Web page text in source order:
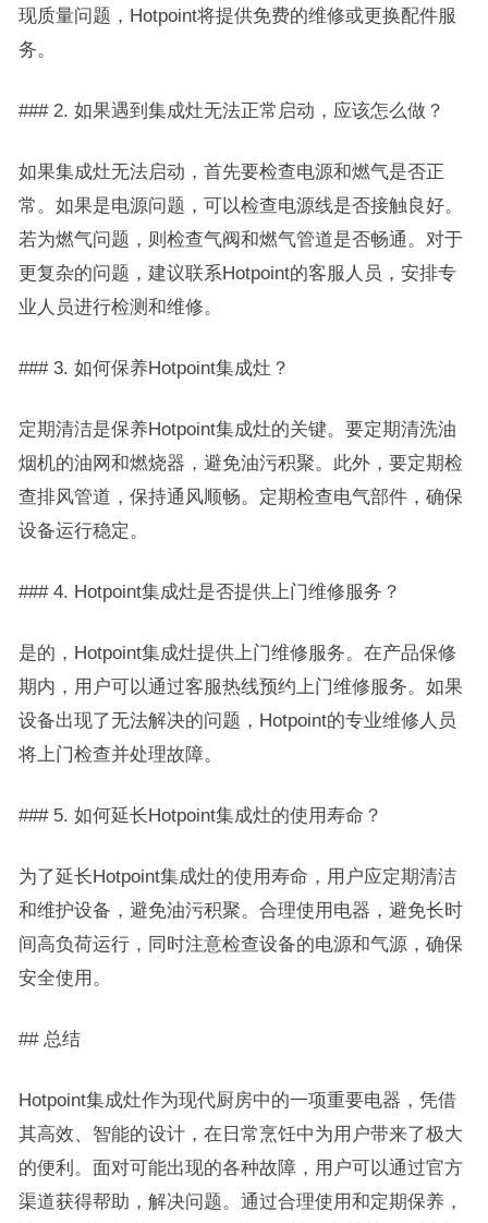
现质量问题，Hotpoint将提供免费的维修或更换配件服
务。
### 2. 如果遇到集成灶无法正常启动，应该怎么做？
如果集成灶无法启动，首先要检查电源和燃气是否正
常。如果是电源问题，可以检查电源线是否接触良好。
若为燃气问题，则检查气阀和燃气管道是否畅通。对于
更复杂的问题，建议联系Hotpoint的客服人员，安排专
业人员进行检测和维修。
### 3. 如何保养Hotpoint集成灶？
定期清洁是保养Hotpoint集成灶的关键。要定期清洗油
烟机的油网和燃烧器，避免油污积聚。此外，要定期检
查排风管道，保持通风顺畅。定期检查电气部件，确保
设备运行稳定。
### 4. Hotpoint集成灶是否提供上门维修服务？
是的，Hotpoint集成灶提供上门维修服务。在产品保修
期内，用户可以通过客服热线预约上门维修服务。如果
设备出现了无法解决的问题，Hotpoint的专业维修人员
将上门检查并处理故障。
### 5. 如何延长Hotpoint集成灶的使用寿命？
为了延长Hotpoint集成灶的使用寿命，用户应定期清洁
和维护设备，避免油污积聚。合理使用电器，避免长时
间高负荷运行，同时注意检查设备的电源和气源，确保
安全使用。
## 总结
Hotpoint集成灶作为现代厨房中的一项重要电器，凭借
其高效、智能的设计，在日常烹饪中为用户带来了极大
的便利。面对可能出现的各种故障，用户可以通过官方
渠道获得帮助，解决问题。通过合理使用和定期保养，